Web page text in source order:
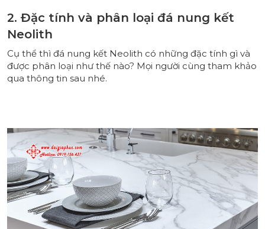
2. Đặc tính và phân loại đá nung kết
Neolith
Cụ thể thì đá nung kết Neolith có những đặc tính gì và
được phân loại như thế nào? Mọi người cùng tham khảo
qua thông tin sau nhé.